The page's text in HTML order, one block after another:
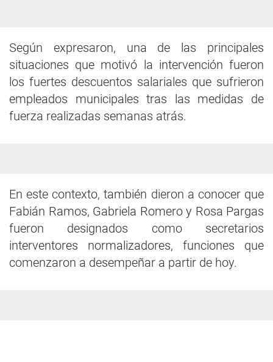
Según expresaron, una de las principales
situaciones que motivó la intervención fueron
los fuertes descuentos salariales que sufrieron
empleados municipales tras las medidas de
fuerza realizadas semanas atrás.
En este contexto, también dieron a conocer que
Fabián Ramos, Gabriela Romero y Rosa Pargas
fueron designados como secretarios
interventores normalizadores, funciones que
comenzaron a desempeñar a partir de hoy.